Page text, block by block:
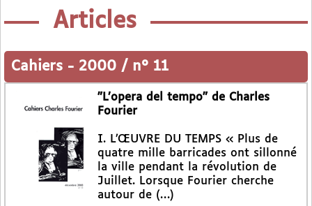
Articles
Cahiers - 2000 / n° 11
"L’opera del tempo" de Charles
Fourier
I. L’ŒUVRE DU TEMPS « Plus de
quatre mille barricades ont sillonné
la ville pendant la révolution de
Juillet. Lorsque Fourier cherche
autour de (…)